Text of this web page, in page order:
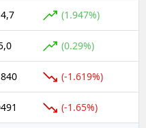
(1.947%)
(0.29%)
(-1.619%)
(-1.65%)